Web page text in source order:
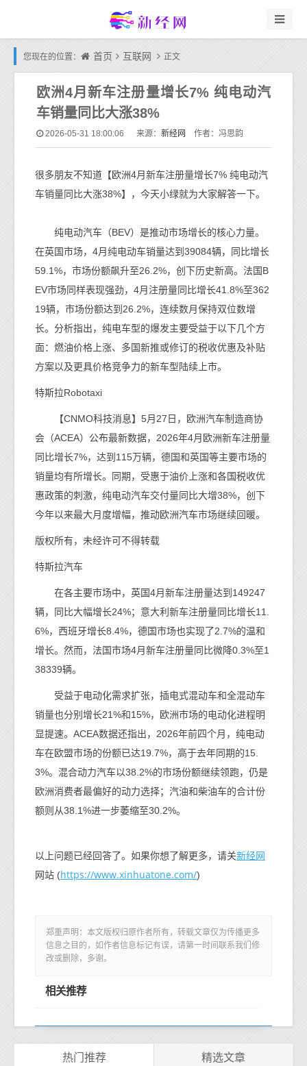
您现在的位置： 首页 互联网 正文
欧洲4月新车注册量增长7% 纯电动汽
车销量同比大涨38%
2026-05-31 18:00:06 来源： 新经网 作者：冯思韵
很多朋友不知道【欧洲4月新车注册量增长7% 纯电动汽
车销量同比大涨38%】，今天小绿就为大家解答一下。
纯电动汽车（BEV）是推动市场增长的核心力量。
在英国市场，4月纯电动车销量达到39084辆，同比增长
59.1%，市场份额飙升至26.2%，创下历史新高。法国B
EV市场同样表现强劲，4月注册量同比增长41.8%至362
19辆，市场份额达到26.2%，连续数月保持双位数增
长。分析指出，纯电车型的爆发主要受益于以下几个方
面：燃油价格上涨、多国新推或修订的税收优惠及补贴
方案以及更具价格竞争力的新车型陆续上市。
特斯拉Robotaxi
【CNMO科技消息】5月27日，欧洲汽车制造商协
会（ACEA）公布最新数据，2026年4月欧洲新车注册量
同比增长7%，达到115万辆，德国和英国等主要市场的
销量均有所增长。同期，受惠于油价上涨和各国税收优
惠政策的刺激，纯电动汽车交付量同比大增38%，创下
今年以来最大月度增幅，推动欧洲汽车市场继续回暖。
版权所有，未经许可不得转载
特斯拉汽车
在各主要市场中，英国4月新车注册量达到149247
辆，同比大幅增长24%；意大利新车注册量同比增长11.
6%，西班牙增长8.4%，德国市场也实现了2.7%的温和
增长。然而，法国市场4月新车注册量同比微降0.3%至1
38339辆。
受益于电动化需求扩张，插电式混动车和全混动车
销量也分别增长21%和15%，欧洲市场的电动化进程明
显提速。ACEA数据还指出，2026年前四个月，纯电动
车在欧盟市场的份额已达19.7%，高于去年同期的15.
3%。混合动力汽车以38.2%的市场份额继续领跑，仍是
欧洲消费者最偏好的动力选择；汽油和柴油车的合计份
额则从38.1%进一步萎缩至30.2%。
以上问题已经回答了。如果你想了解更多，请关新经网
网站 (https://www.xinhuatone.com/)
郑重声明：本文版权归原作者所有，转载文章仅为传播更多
信息之目的，如作者信息标记有误，请第一时间联系我们修
改或删除，多谢。
相关推荐
热门推荐 精选文章